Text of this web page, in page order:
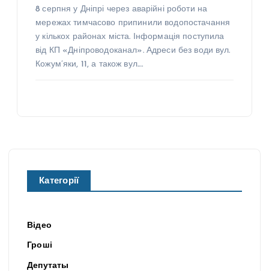
8 серпня у Дніпрі через аварійні роботи на
мережах тимчасово припинили водопостачання
у кількох районах міста. Інформація поступила
від КП «Дніпроводоканал». Адреси без води вул.
Кожум’яки, 11, а також вул.…
Категорії
Відео
Гроші
Депутаты